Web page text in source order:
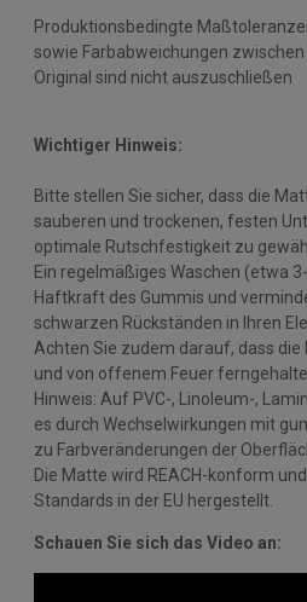
Produktionsbedingte
sowie Farbabweichungen
Original sind nicht auszuschließen
Wichtiger Hinweis:
Bitte stellen Sie sicher, dass die
sauberen und trockenen, festen
optimale Rutschfestigkeit zu
Ein regelmäßiges Waschen (etwa
Haftkraft des Gummis und
schwarzen Rückständen in Ihren
Achten Sie zudem darauf, dass
und von offenem Feuer
Hinweis: Auf PVC-, Linoleum-,
es durch Wechselwirkungen mit
zu Farbveränderungen der
Die Matte wird REACH-konform
Standards in der EU hergestellt.
Schauen Sie sich das Video an: